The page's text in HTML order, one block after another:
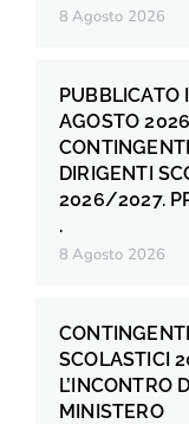
8 Agosto 2026
PUBBLICATO
AGOSTO
DIRIGENTI
2026/2027.
.
8 Agosto 2026
SCOLASTICI
L’INCONTRO
MINISTERO